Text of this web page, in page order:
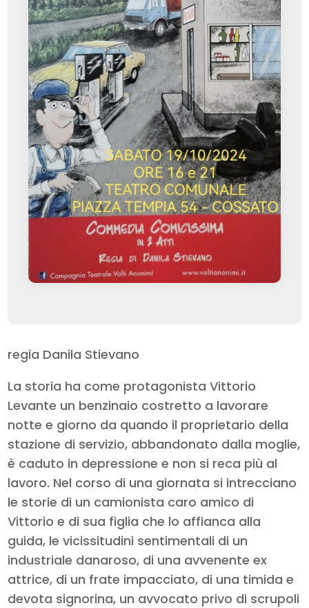
regia Danila Stievano
La storia ha come protagonista Vittorio
Levante un benzinaio costretto a lavorare
notte e giorno da quando il proprietario della
stazione di servizio, abbandonato dalla moglie,
è caduto in depressione e non si reca più al
lavoro. Nel corso di una giornata si intrecciano
le storie di un camionista caro amico di
Vittorio e di sua figlia che lo affianca alla
guida, le vicissitudini sentimentali di un
industriale danaroso, di una avvenente ex
attrice, di un frate impacciato, di una timida e
devota signorina, un avvocato privo di scrupoli